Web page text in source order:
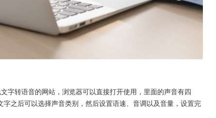
字转语音的网站，浏览器可以直接打开使用，里面的声音有四
之后可以选择声音类别，然后设置语速、音调以及音量，设置完